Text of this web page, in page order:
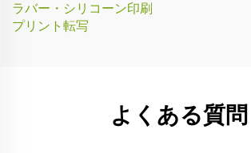
ラバー・シリコーン印刷
プリント転写
よくある質問